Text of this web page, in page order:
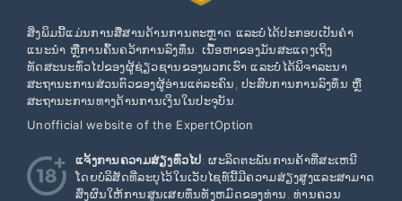
ສິ່ງພິມນີ້ແມ່ນການສື່ສານດ້ານການຕະຫຼາດ ແລະບໍ່ໄດ້ປະກອບເປັນຄໍາ
ແນະນໍາ ຫຼືການຄົ້ນຄວ້າການລົງທຶນ. ເນື້ອຫາຂອງມັນສະແດງເຖິງ
ທັດສະນະທົ່ວໄປຂອງຜູ້ຊ່ຽວຊານຂອງພວກເຮົາ ແລະບໍ່ໄດ້ພິຈາລະນາ
ສະຖານະການສ່ວນຕົວຂອງຜູ້ອ່ານແຕ່ລະຄົນ, ປະສົບການການລົງທຶນ ຫຼື
ສະຖານະການທາງດ້ານການເງິນໃນປະຈຸບັນ.
Unofficial website of the ExpertOption
ແຈ້ງການຄວາມສ່ຽງທົ່ວໄປ: ຜະລິດຕະພັນການຄ້າທີ່ສະເຫນີ
ໂດຍບໍລິສັດທີ່ລະບຸໄວ້ໃນເວັບໄຊທ໌ນີ້ມີຄວາມສ່ຽງສູງແລະສາມາດ
ສົ່ງຜົນໃຫ້ການສູນເສຍທຶນທັງຫມົດຂອງທ່ານ. ທ່ານຄວນ